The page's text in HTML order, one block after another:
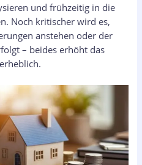
und frühzeitig in die
Noch kritischer wird es,
anstehen oder der
– beides erhöht das